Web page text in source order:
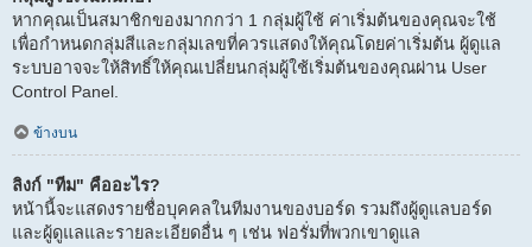
หากคุณเป็นสมาชิกของมากกว่า 1 กลุ่มผู้ใช้ ค่าเริ่มต้นของคุณจะใช้
เพื่อกำหนดกลุ่มสีและกลุ่มเลขที่ควรแสดงให้คุณโดยค่าเริ่มต้น ผู้ดูแล
ระบบอาจจะให้สิทธิ์ให้คุณเปลี่ยนกลุ่มผู้ใช้เริ่มต้นของคุณผ่าน User
Control Panel.
ข้างบน
ลิงก์ "ทีม" คืออะไร?
หน้านี้จะแสดงรายชื่อบุคคลในทีมงานของบอร์ด รวมถึงผู้ดูแลบอร์ด
และผู้ดูแลและรายละเอียดอื่น ๆ เช่น ฟอรั่มที่พวกเขาดูแล